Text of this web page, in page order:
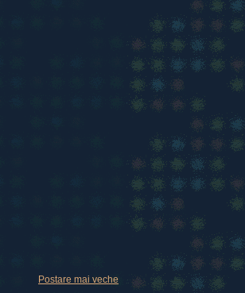
Postare mai veche